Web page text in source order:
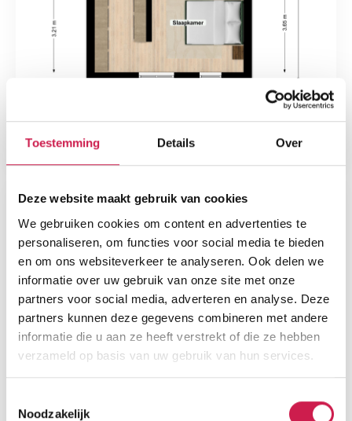
Toestemming Details Over
Deze website maakt gebruik van cookies
We gebruiken cookies om content en advertenties te
personaliseren, om functies voor social media te bieden
en om ons websiteverkeer te analyseren. Ook delen we
informatie over uw gebruik van onze site met onze
partners voor social media, adverteren en analyse. Deze
partners kunnen deze gegevens combineren met andere
informatie die u aan ze heeft verstrekt of die ze hebben
verzameld op basis van uw gebruik van hun services.
Noodzakelijk